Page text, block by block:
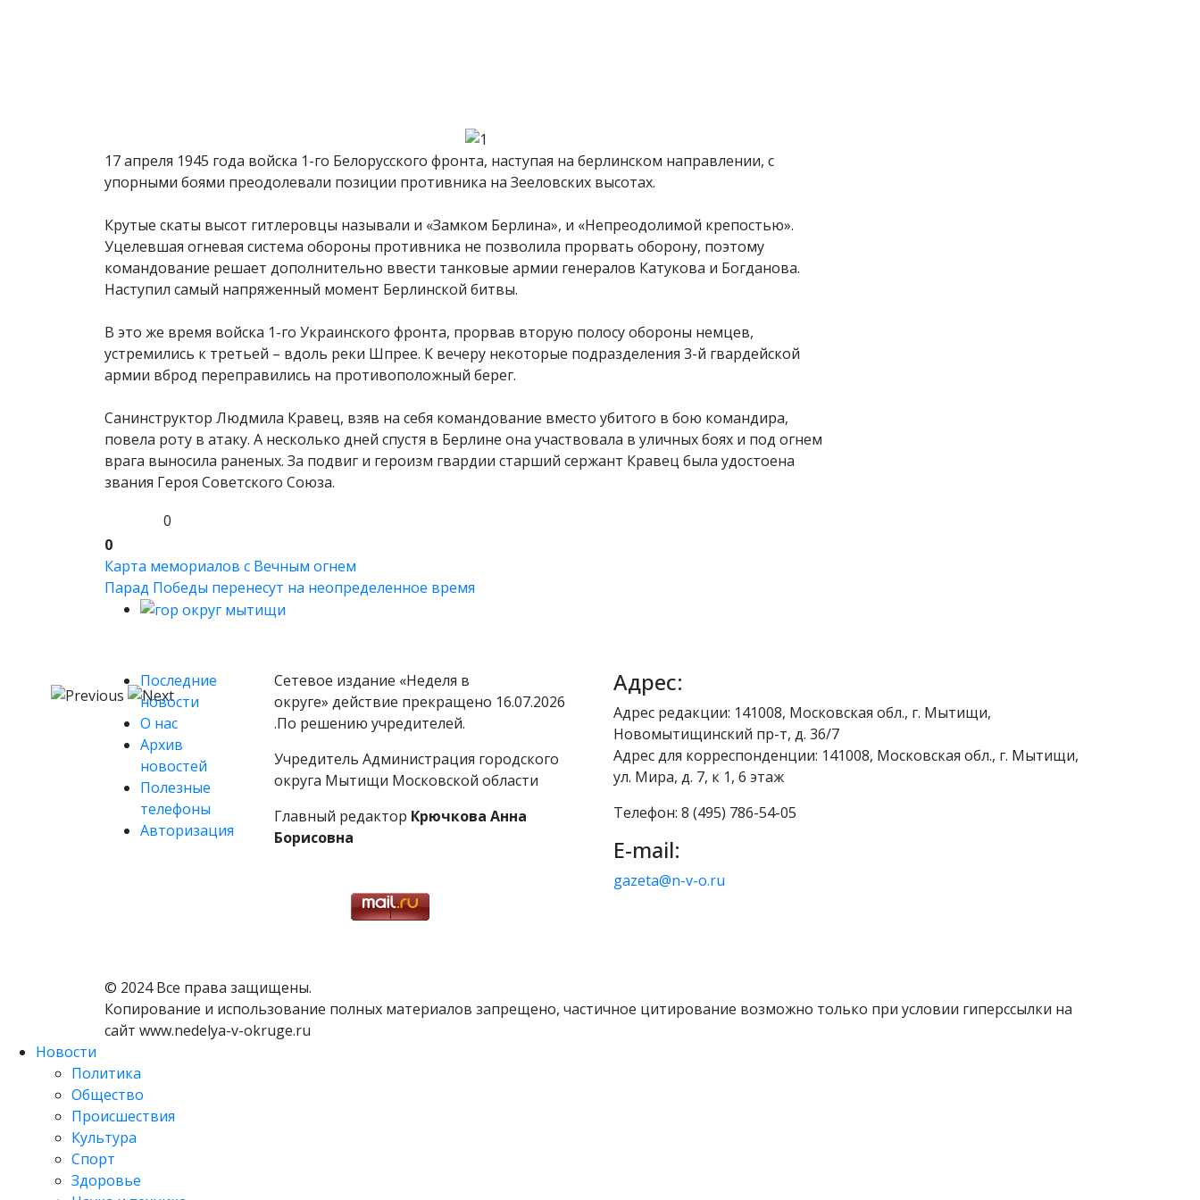
17 апреля 1945 года войска 1-го Белорусского фронта, наступая на берлинском направлении, с
упорными боями преодолевали позиции противника на Зееловских высотах.
Крутые скаты высот гитлеровцы называли и «Замком Берлина», и «Непреодолимой крепостью».
Уцелевшая огневая система обороны противника не позволила прорвать оборону, поэтому
командование решает дополнительно ввести танковые армии генералов Катукова и Богданова.
Наступил самый напряженный момент Берлинской битвы.
В это же время войска 1-го Украинского фронта, прорвав вторую полосу обороны немцев,
устремились к третьей – вдоль реки Шпрее. К вечеру некоторые подразделения 3-й гвардейской
армии вброд переправились на противоположный берег.
Санинструктор Людмила Кравец, взяв на себя командование вместо убитого в бою командира,
повела роту в атаку. А несколько дней спустя в Берлине она участвовала в уличных боях и под огнем
врага выносила раненых. За подвиг и героизм гвардии старший сержант Кравец была удостоена
звания Героя Советского Союза.
0
0
Карта мемориалов с Вечным огнем
Парад Победы перенесут на неопределенное время
Последние
новости
О нас
Архив
новостей
Полезные
телефоны
Авторизация
Сетевое издание «Неделя в
округе» действие прекращено 16.07.2026
.По решению учредителей.
Учредитель Администрация городского
округа Мытищи Московской области
Главный редактор Крючкова Анна
Борисовна
Адрес:
Адрес редакции: 141008, Московская обл., г. Мытищи,
Новомытищинский пр-т, д. 36/7
Адрес для корреспонденции: 141008, Московская обл., г. Мытищи,
ул. Мира, д. 7, к 1, 6 этаж
Телефон: 8 (495) 786-54-05
E-mail:
gazeta@n-v-o.ru
© 2024 Все права защищены.
Копирование и использование полных материалов запрещено, частичное цитирование возможно только при условии гиперссылки на
сайт www.nedelya-v-okruge.ru
Новости
Политика
Общество
Происшествия
Культура
Спорт
Здоровье